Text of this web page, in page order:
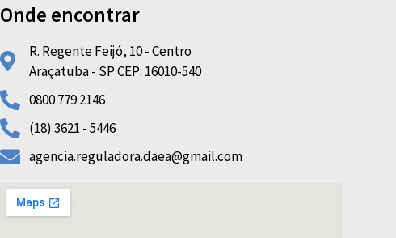
Onde encontrar
R. Regente Feijó, 10 - Centro
Araçatuba - SP CEP: 16010-540
0800 779 2146
(18) 3621 - 5446
agencia.reguladora.daea@gmail.com